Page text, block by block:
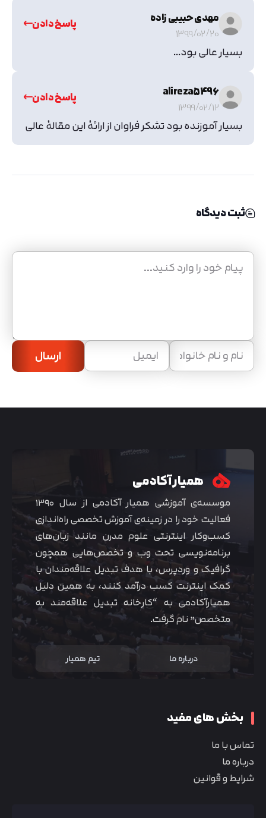
مهدی حبیبی زاده
1399/02/20
پاسخ دادن
بسیار عالی بود...
alireza5496
1399/02/12
پاسخ دادن
بسیار آموزنده بود تشکر فراوان از ارائهٔ این مقالهٔ عالی
ثبت دیدگاه
ارسال
همیار آکادمی
موسسه‌ی آموزشی همیار آکادمی از سال ۱۳۹۰
فعالیت خود را در زمینه‌ی آموزش تخصصی راه‌اندازی
کسب‌و‌کار اینترنتی علوم مدرن مانند زبان‌های
برنامه‌نویسی تحت وب و تخصص‌هایی همچون
گرافیک و وردپرس، با هدف تبدیل علاقه‌مندان با
کمک اینترنت کسب درآمد کنند، به همین دلیل
همیارآکادمی به “کارخانه تبدیل علاقه‌مند به
متخصص” نام گرفت.
درباره ما تیم همیار
بخش های مفید
تماس با ما
درباره ما
شرایط و قوانین